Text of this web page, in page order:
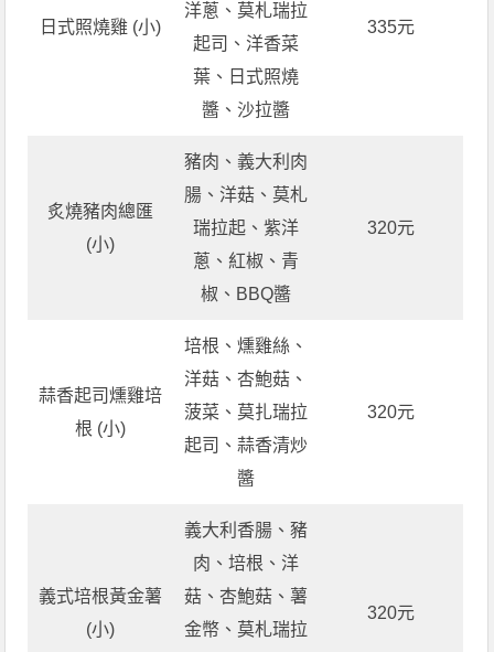
日式照燒雞 (小)
洋蔥、莫札瑞拉
起司、洋香菜
葉、日式照燒
醬、沙拉醬
335元
炙燒豬肉總匯
(小)
豬肉、義大利肉
腸、洋菇、莫札
瑞拉起、紫洋
蔥、紅椒、青
椒、BBQ醬
320元
蒜香起司燻雞培
根 (小)
培根、燻雞絲、
洋菇、杏鮑菇、
菠菜、莫扎瑞拉
起司、蒜香清炒
醬
320元
義式培根黃金薯
(小)
義大利香腸、豬
肉、培根、洋
菇、杏鮑菇、薯
金幣、莫札瑞拉
320元